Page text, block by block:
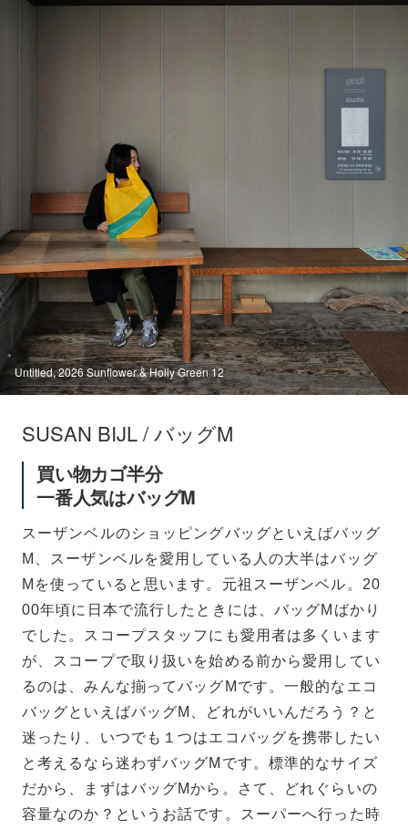
Untitled, 2026 Sunflower & Holly Green 12
SUSAN BIJL / バッグM
買い物カゴ半分
一番人気はバッグM
スーザンベルのショッピングバッグといえばバッグ
M、スーザンベルを愛用している人の大半はバッグ
Mを使っていると思います。元祖スーザンベル。20
00年頃に日本で流行したときには、バッグMばかり
でした。スコープスタッフにも愛用者は多くいます
が、スコープで取り扱いを始める前から愛用してい
るのは、みんな揃ってバッグMです。一般的なエコ
バッグといえばバッグM、どれがいいんだろう？と
迷ったり、いつでも１つはエコバッグを携帯したい
と考えるなら迷わずバッグMです。標準的なサイズ
だから、まずはバッグMから。さて、どれぐらいの
容量なのか？というお話です。スーパーへ行った時